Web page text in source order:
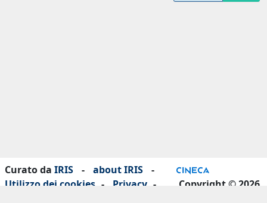
Curato da IRIS - about IRIS
-
Utilizzo dei cookies - Privacy -
Copyright © 2026